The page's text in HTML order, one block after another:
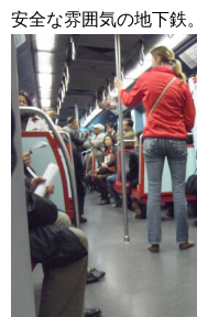
安全な雰囲気の地下鉄。